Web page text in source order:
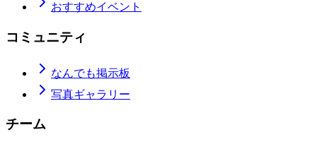
おすすめイベント
コミュニティ
なんでも掲示板
写真ギャラリー
チーム